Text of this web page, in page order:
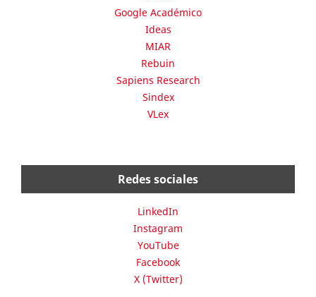
Google Académico
Ideas
MIAR
Rebuin
Sapiens Research
Sindex
VLex
Redes sociales
LinkedIn
Instagram
YouTube
Facebook
X (Twitter)